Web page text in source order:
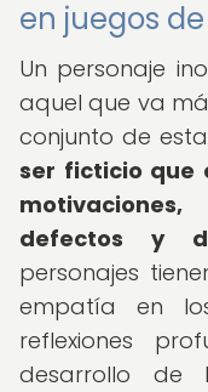
en juegos
Un personaje
aquel que va
conjunto de
ser ficticio que
defectos y
personajes
empatía en
reflexiones
desarrollo de